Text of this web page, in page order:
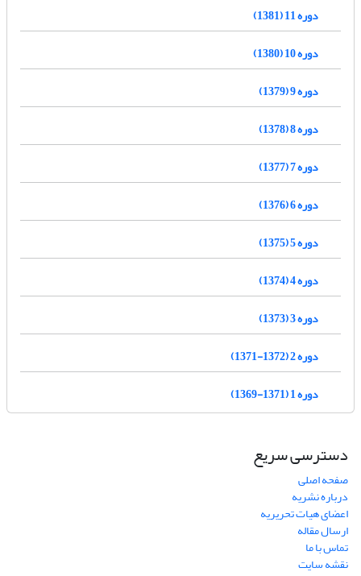
دوره 11 (1381)
دوره 10 (1380)
دوره 9 (1379)
دوره 8 (1378)
دوره 7 (1377)
دوره 6 (1376)
دوره 5 (1375)
دوره 4 (1374)
دوره 3 (1373)
دوره 2 (1372-1371)
دوره 1 (1371-1369)
دسترسی سریع
صفحه اصلی
درباره نشریه
اعضای هیات تحریریه
ارسال مقاله
تماس با ما
نقشه سایت